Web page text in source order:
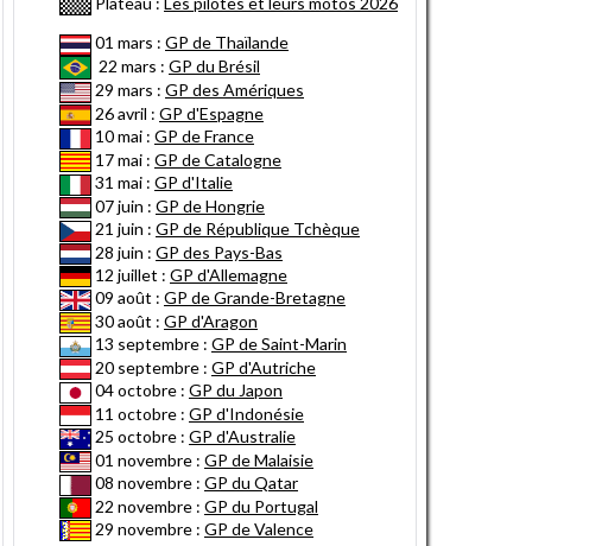
01 mars : GP de Thaïlande
22 mars : GP du Brésil
29 mars : GP des Amériques
26 avril : GP d'Espagne
10 mai : GP de France
17 mai : GP de Catalogne
31 mai : GP d'Italie
07 juin : GP de Hongrie
21 juin : GP de République Tchèque
28 juin : GP des Pays-Bas
12 juillet : GP d'Allemagne
09 août : GP de Grande-Bretagne
30 août : GP d'Aragon
13 septembre : GP de Saint-Marin
20 septembre : GP d'Autriche
04 octobre : GP du Japon
11 octobre : GP d'Indonésie
25 octobre : GP d'Australie
01 novembre : GP de Malaisie
08 novembre : GP du Qatar
22 novembre : GP du Portugal
29 novembre : GP de Valence